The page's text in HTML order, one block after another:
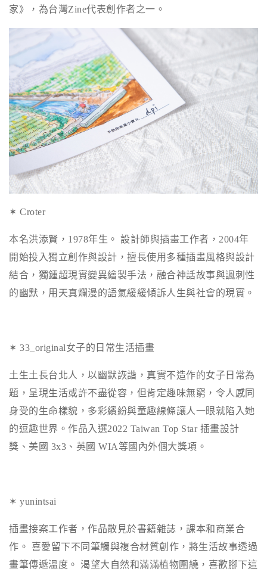
家》，為台灣Zine代表創作者之一。
✶ Croter
本名洪添賢， 1978年生。 設計師與插畫工作者， 2004年
開始投入獨立創作與設計，擅長使用多種插畫風格與設計
結合，獨鍾超現實變異繪製手法，融合神話故事與諷刺性
的幽默，用天真爛漫的語氣緩緩傾訴人生與社會的現實。
✶ 33_original女子的日常生活插畫
土生土長台北人，以幽默詼諧，真實不造作的女子日常為
題，呈現生活或許不盡從容，但肯定趣味無窮，令人感同
身受的生命樣貌，多彩繽紛與童趣線條讓人一眼就陷入她
的逗趣世界。作品入選2022 Taiwan Top Star 插畫設計
獎、美國 3x3 、英國 WIA 等國內外個大獎項。
✶ yunintsai
插畫接案工作者，作品散見於書籍雜誌，課本和商業合
作。 喜愛留下不同筆觸與複合材質創作，將生活故事透過
畫筆傳遞溫度。
渴望大自然和滿滿植物圍繞，喜歡腳下這